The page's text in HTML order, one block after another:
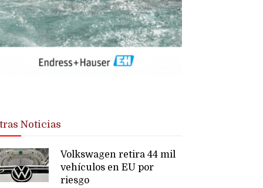
Noticias
Volkswagen retira 44 mil
vehículos en EU por
riesgo